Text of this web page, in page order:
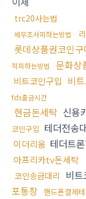
trc20사는법
세무조사피하는방법
롯데상품권코인구
적피하는방법
문화상
비트코인구입 비
fds출금시간
현금돈세탁 신용
코인구입 테더전송
이더리움 테더트
아프리카tv돈세탁
코인송금대리 비
포통장 핸드폰결제